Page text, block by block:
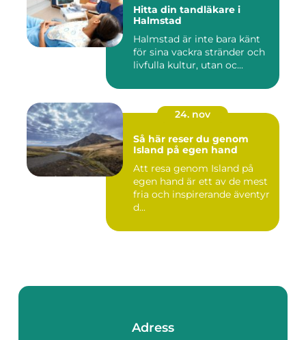
Hitta din tandläkare i
Halmstad
Halmstad är inte bara känt
för sina vackra stränder och
livfulla kultur, utan oc...
24. nov
Så här reser du genom
Island på egen hand
Att resa genom Island på
egen hand är ett av de mest
fria och inspirerande äventyr
d...
Adress